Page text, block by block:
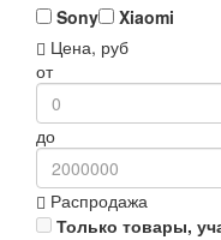
Sony
Xiaomi
Цена, руб
от
до
Распродажа
Только товары,